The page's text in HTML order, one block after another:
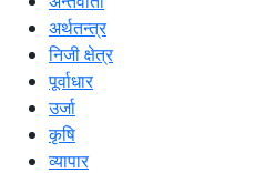
अर्थतन्त्र
निजी क्षेत्र
पूर्वाधार
उर्जा
कृषि
व्यापार